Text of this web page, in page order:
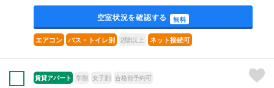
空室状況を確認する 無料
エアコン バス・トイレ別 2階以上 ネット接続可
賃貸アパート 学割 女子割 合格前予約可